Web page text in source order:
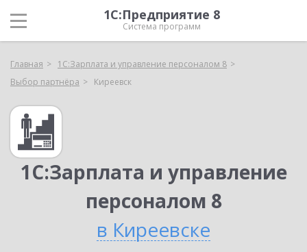
1С:Предприятие 8
Система программ
Главная
1С:Зарплата и управление персоналом 8
Выбор партнёра
Киреевск
1С:Зарплата и управление
персоналом 8
в Киреевске